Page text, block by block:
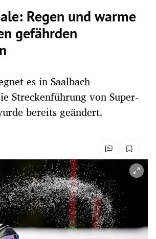
Regen und warme
gefährden
es in Saalbach-
Streckenführung von Super-
bereits geändert.
schließen